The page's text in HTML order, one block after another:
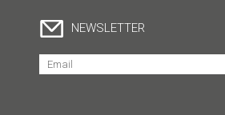
NEWSLETTER